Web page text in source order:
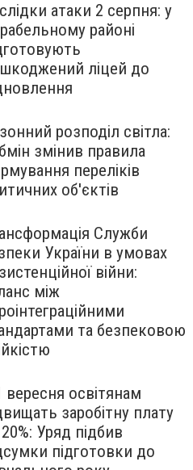
атаки 2 серпня: у
районі
ліцей до
розподіл світла:
змінив правила
переліків
об'єктів
Служби
України в умовах
війни:
між
та безпековою
вересня освітянам
заробітну плату
Уряд підбив
підготовки до